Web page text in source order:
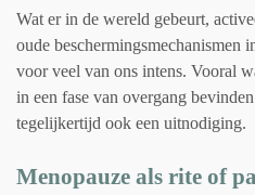
Wat er in de wereld gebeurt,
oude beschermingsmechanismen
voor veel van ons intens. Vooral
in een fase van overgang
tegelijkertijd ook een uitnodiging.
Menopauze als rite of